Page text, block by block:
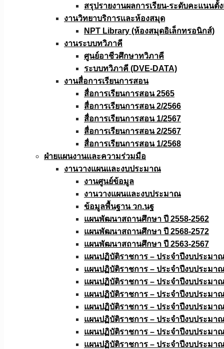
สรุปรายงานผลการเรียน-ระดับคะแนนตั้
งานวิทยาบริการเเละห้องสมุด
NPT Library (ห้องสมุดอิเล็กทรอนิกส์)
งานระบบทวิภาคี
ศูนย์อาชีวศึกษาทวิภาคี
ระบบทวิภาคี (DVE-DATA)
งานสื่อการเรียนการสอน
สื่อการเรียนการสอน 2565
สื่อการเรียนการสอน 2/2566
สื่อการเรียนการสอน 1/2567
สื่อการเรียนการสอน 2/2567
สื่อการเรียนการสอน 1/2568
ฝ่ายแผนงานเเละความร่วมมือ
งานวางแผนเเละงบประมาณ
งานศูนย์ข้อมูล
งานวางแผนและงบประมาณ
ข้อมูลพื้นฐาน วก.นฐ
แผนพัฒนาสถานศึกษา ปี 2558-2562
แผนพัฒนาสถานศึกษา ปี 2568-2572
แผนพัฒนาสถานศึกษา ปี 2563-2567
แผนปฏิบัติราชการ – ประจำปีงบประมา
แผนปฏิบัติราชการ – ประจำปีงบประมา
แผนปฏิบัติราชการ – ประจำปีงบประมา
แผนปฏิบัติราชการ – ประจำปีงบประมา
แผนปฏิบัติราชการ – ประจำปีงบประมา
แผนปฏิบัติราชการ – ประจำปีงบประมา
แผนปฏิบัติราชการ – ประจำปีงบประมา
แผนปฏิบัติราชการ – ประจำปีงบประมา